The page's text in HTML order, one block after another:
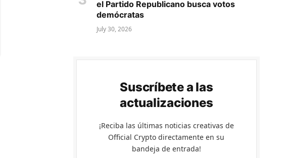
el Partido Republicano busca votos
demócratas
July 30, 2026
Suscríbete a las
actualizaciones
¡Reciba las últimas noticias creativas de
Official Crypto directamente en su
bandeja de entrada!